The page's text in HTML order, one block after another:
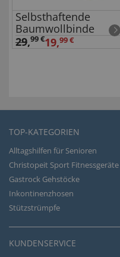
Selbsthaftende
Baumwollbinde
29,99 €19,99 €
TOP-KATEGORIEN
Alltagshilfen für Senioren
Christopeit Sport Fitnessgeräte
Gastrock Gehstöcke
Inkontinenzhosen
Stützstrümpfe
KUNDENSERVICE